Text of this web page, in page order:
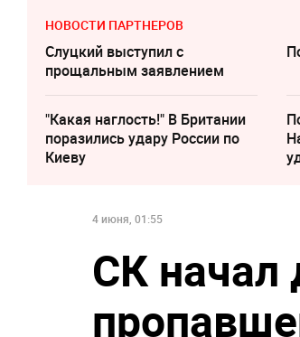
НОВОСТИ ПАРТНЕРОВ
Слуцкий выступил с
прощальным заявлением
"Какая наглость!" В Британии
поразились удару России по
Киеву
4 июня, 01:55
СК начал